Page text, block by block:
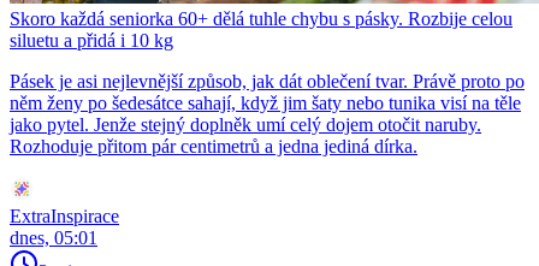
Skoro každá seniorka 60+ dělá tuhle chybu s pásky. Rozbije celou
siluetu a přidá i 10 kg
Pásek je asi nejlevnější způsob, jak dát oblečení tvar. Právě proto po
něm ženy po šedesátce sahají, když jim šaty nebo tunika visí na těle
jako pytel. Jenže stejný doplněk umí celý dojem otočit naruby.
Rozhoduje přitom pár centimetrů a jedna jediná dírka.
ExtraInspirace
dnes, 05:01